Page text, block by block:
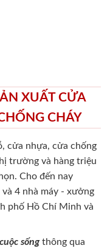
XUẤT CỬA
CHÁY
cửa nhựa, cửa chống
trường và hàng triệu
Cho đến nay
4 nhà máy - xưởng
phố Hồ Chí Minh và
sốngthông qua